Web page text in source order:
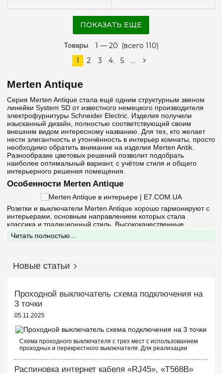
ПОКАЗАТЬ ЕЩЕ
Товары 1 — 20 (всего 110)
1
2 3 4 5 ...
Merten Antique
Серия Merten Antique стала ещё одним структурным звеном
линейки System SD от известного немецкого производителя
электрофурнитуры Schneider Electric. Изделия получили
изысканный дизайн, полностью соответствующий своим
внешним видом интересному названию. Для тех, кто желает
нести элегантность и утончённость в интерьер комнаты, просто
необходимо обратить внимание на изделия Merten Antik.
Разнообразие цветовых решений позволит подобрать
наиболее оптимальный вариант, с учётом стиля и общего
интерьерного решения помещения.
Особенности Merten Antique
Розетки и выключатели Merten Antique хорошо гармонируют с
интерьерами, основным направлением которых стала
классика и традиционный стиль. Высококачественные
элементы отличаются тщательно продуманными цветовыми
сочетаниями. Рамки и розетки Merten Antik предложены в:
интересных оттенках античная латунь и блестящая латунь
Существуют различия и в материалах исполнения. Купить
можно выключатели Merten Antik из качественного пластика
или из дорогой латуни с позолотой. Всё зависит от личных
предпочтений пользователя, можно комбинировать как
Независимо от выбранного варианта, можно быть уверенным в
том, что электротехнические изделия Мертен Антик прослужат
долгий срок и при этом не изменят ни своего первоначального
внешнего вида, ни технических характеристик. Выключатели и
розетки Мертен Антик можно использовать в комнатах, не
Читать полностью...
Новые статьи
Проходной выключатель схема подключения на
3 точки
05.11.2025
Схема проходного выключателя с трех мест с использованием
проходных и перекрестного выключателя. Для реализации
следующие выключатели: ...
Распиновка интернет кабеля «RJ45», «T568B»